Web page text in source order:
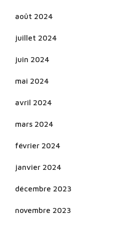
août 2024
juillet 2024
juin 2024
mai 2024
avril 2024
mars 2024
février 2024
janvier 2024
décembre 2023
novembre 2023